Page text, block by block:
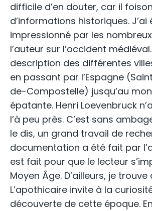
difficile d’en douter, car il
d’informations historiques. J’ai
impressionné par les
l’auteur sur l’occident
description des différentes
en passant par l’Espagne
de-Compostelle) jusqu’au
épatante. Henri Loevenbruck
l’à peu près. C’est sans
le dis, un grand travail de
documentation a été fait par
est fait pour que le lecteur
Moyen Âge. D’ailleurs, je trouve
L’apothicaire invite à la
découverte de cette époque.